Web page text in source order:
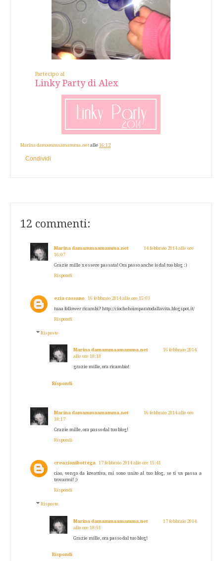
Partecipo al
Linky Party di Alex
Marina damammaamamma.net alle 16:12
Condividi
12 commenti:
Marina damammaamamma.net
14 febbraio 2014 alle ore
16:07
Grazie mille x essere passata! Ora passo anche io dal tuo blog :)
Rispondi
ezia cassano 16 febbraio 2014 alle ore 15:03
tuaa follower ricambi? http://ciochehoimparatodallavita.blogspot.it/
Rispondi
Risposte
Marina damammaamamma.net
16 febbraio 2014
alle ore 18:18
grazie mille, ora ricambio!
Rispondi
Marina damammaamamma.net
16 febbraio 2014 alle ore
18:17
Grazie mille, ora passo dal tuo blog!
Rispondi
creazionibottega 17 febbraio 2014 alle ore 15:41
ciao, vengo da kreattiva, mi sono unito al tuo blog, se ti va passa a
trovarmi! ;)
Rispondi
Risposte
Marina damammaamamma.net
17 febbraio 2014
alle ore 18:51
Grazie mille, ora passo dal tuo blog!
Rispondi